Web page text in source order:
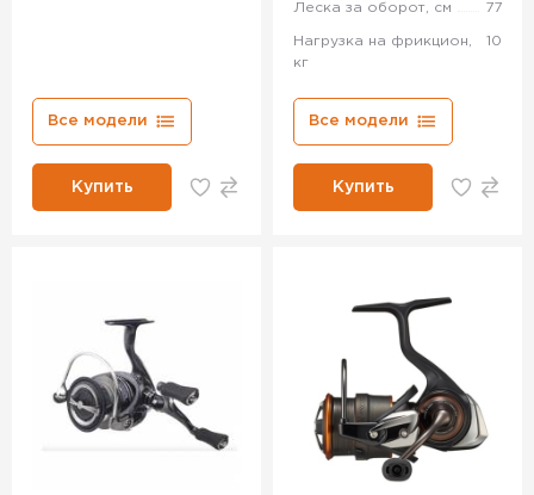
Все модели
Купить
Леска за оборот, см 77
Нагрузка на фрикцион,
кг
10
Все модели
Купить